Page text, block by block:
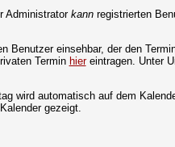
Administrator kannregistrierten
einsehbar, der den
Termin hiereintragen. Unter
wird automatisch auf dem
gezeigt.